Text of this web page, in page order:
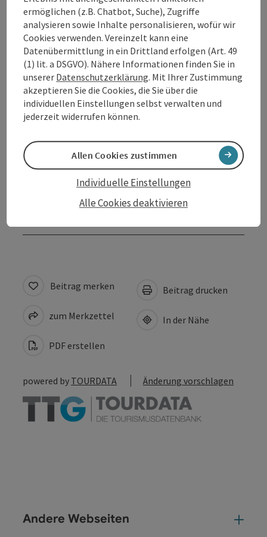
Kontakt
Veranstaltungstermin/e
Veranstaltungsort
Anreise/Lage
Beitrag merken
zum Merkzettel
PDF erstellen
Beitrag drucken
In der Nähe
powered by TOURDATA Änderung vorschlagen
Andere Webseiten
ermöglichen (z.B. Chatbot, Suche), Zugriffe
analysieren sowie Inhalte personalisieren, wofür wir
Cookies verwenden. Vereinzelt kann eine
Datenübermittlung in ein Drittland erfolgen (Art. 49
(1) lit. a DSGVO). Nähere Informationen finden Sie in
unserer Datenschutzerklärung. Mit Ihrer Zustimmung
akzeptieren Sie die Cookies, die Sie über die
individuellen Einstellungen selbst verwalten und
jederzeit widerrufen können.
Alle Cookies deaktivieren
Individuelle Einstellungen
Allen Cookies zustimmen